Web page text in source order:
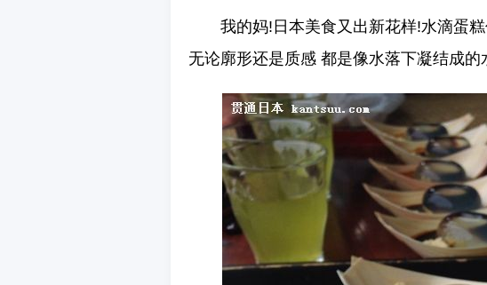
我的妈!日本美食又出新花样!水滴蛋
无论廓形还是质感 都是像水落下凝结成